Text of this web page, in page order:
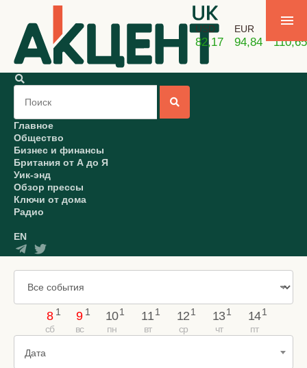
USD
82,17
EUR
94,84 110,65
Главное
Общество
Бизнес и финансы
Британия от А до Я
Уик-энд
Обзор прессы
Ключи от дома
Радио
EN
8 9 10 11 12 13 14
Дата